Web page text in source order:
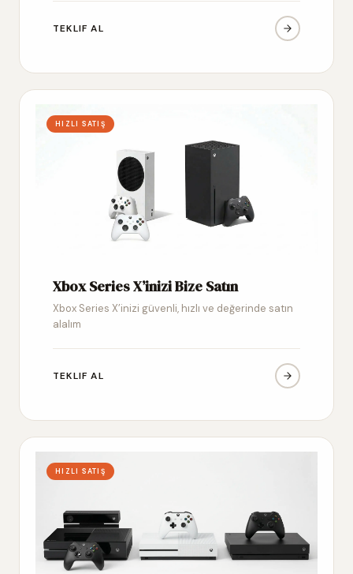
TEKLIF AL
HIZLI SATIŞ
Xbox Series X’inizi Bize Satın
Xbox Series X’inizi güvenli, hızlı ve değerinde satın
alalım
TEKLIF AL
HIZLI SATIŞ